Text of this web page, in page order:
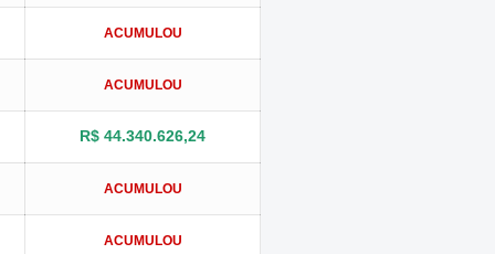
ACUMULOU
ACUMULOU
R$ 44.340.626,24
ACUMULOU
ACUMULOU